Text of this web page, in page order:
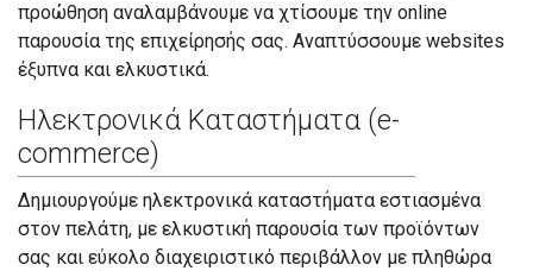
προώθηση αναλαμβάνουμε να χτίσουμε την online
παρουσία της επιχείρησής σας. Αναπτύσσουμε websites
έξυπνα και ελκυστικά.
Ηλεκτρονικά Καταστήματα (e-
commerce)
Δημιουργούμε ηλεκτρονικά καταστήματα εστιασμένα
στον πελάτη, με ελκυστική παρουσία των προϊόντων
σας και εύκολο διαχειριστικό περιβάλλον με πληθώρα